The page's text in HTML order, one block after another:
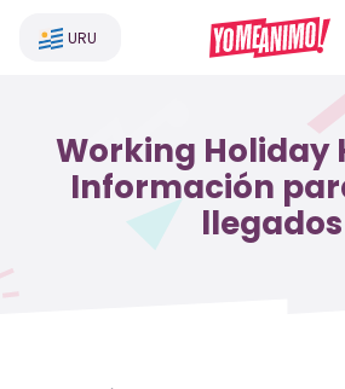
URU
Working Holiday
Información
llegados